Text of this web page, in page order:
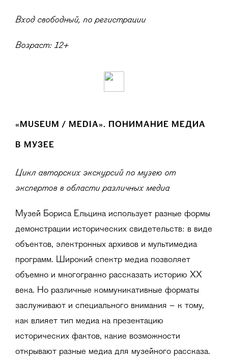
Вход свободный, по регистрации
Возраст: 12+
«MUSEUM / MEDIA». ПОНИМАНИЕ МЕДИА
В МУЗЕЕ
Цикл авторских экскурсий по музею от
экспертов в области различных медиа
Музей Бориса Ельцина использует разные формы
демонстрации исторических свидетельств: в виде
объектов, электронных архивов и мультимедиа
программ. Широкий спектр медиа позволяет
объемно и многогранно рассказать историю ХХ
века. Но различные коммуникативные форматы
заслуживают и специального внимания – к тому,
как влияет тип медиа на презентацию
исторических фактов, какие возможности
открывают разные медиа для музейного рассказа.